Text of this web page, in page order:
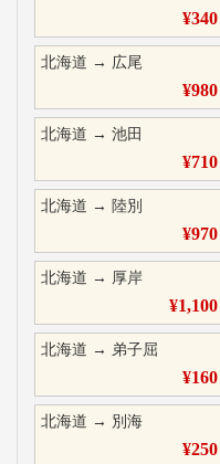
¥340
北海道 → 広尾
¥980
北海道 → 池田
¥710
北海道 → 陸別
¥970
北海道 → 厚岸
¥1,100
北海道 → 弟子屈
¥160
北海道 → 別海
¥250